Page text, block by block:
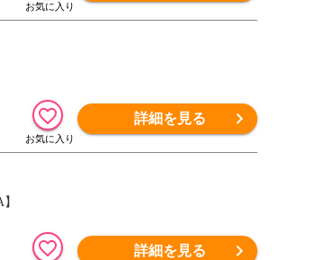
詳細を見る
詳細を見る